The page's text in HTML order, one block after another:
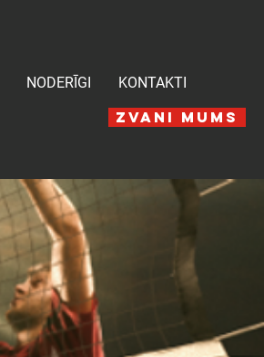
ZVANI MUMS
NODERĪGI KONTAKTI